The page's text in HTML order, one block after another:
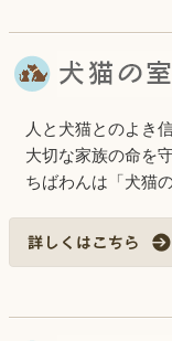
人と犬猫とのよき
大切な家族の命を
ちばわんは「犬猫